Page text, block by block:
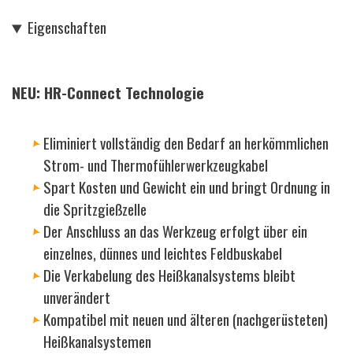
Eigenschaften
NEU: HR-Connect Technologie
Eliminiert vollständig den Bedarf an herkömmlichen
Strom- und Thermofühlerwerkzeugkabel
Spart Kosten und Gewicht ein und bringt Ordnung in
die Spritzgießzelle
Der Anschluss an das Werkzeug erfolgt über ein
einzelnes, dünnes und leichtes Feldbuskabel
Die Verkabelung des Heißkanalsystems bleibt
unverändert
Kompatibel mit neuen und älteren (nachgerüsteten)
Heißkanalsystemen